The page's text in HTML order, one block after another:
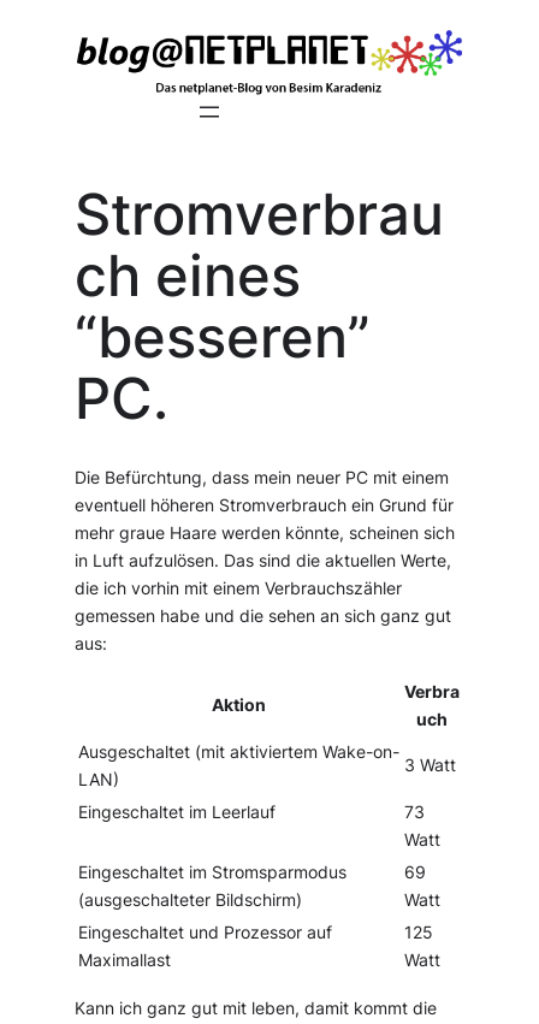
Stromverbrau
ch eines
“besseren”
PC.
Die Befürchtung, dass mein neuer PC mit einem
eventuell höheren Stromverbrauch ein Grund für
mehr graue Haare werden könnte, scheinen sich
in Luft aufzulösen. Das sind die aktuellen Werte,
die ich vorhin mit einem Verbrauchszähler
gemessen habe und die sehen an sich ganz gut
aus:
Aktion
Verbra
uch
Ausgeschaltet (mit aktiviertem Wake-on-
LAN)
3 Watt
Eingeschaltet im Leerlauf
73
Watt
Eingeschaltet im Stromsparmodus
(ausgeschalteter Bildschirm)
69
Watt
Eingeschaltet und Prozessor auf
Maximallast
125
Watt
Kann ich ganz gut mit leben, damit kommt die